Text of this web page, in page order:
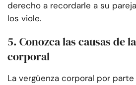
derecho a recordarle a su
los viole.
5. Conozca las causas de
corporal
La vergüenza corporal por